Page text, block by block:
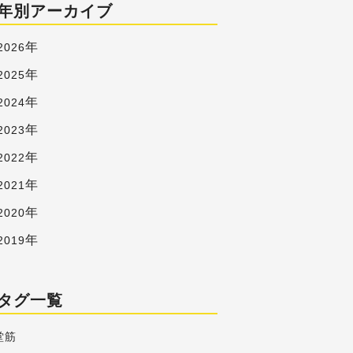
別アーカイブ
年
年
年
年
年
年
年
年
グ一覧
筋